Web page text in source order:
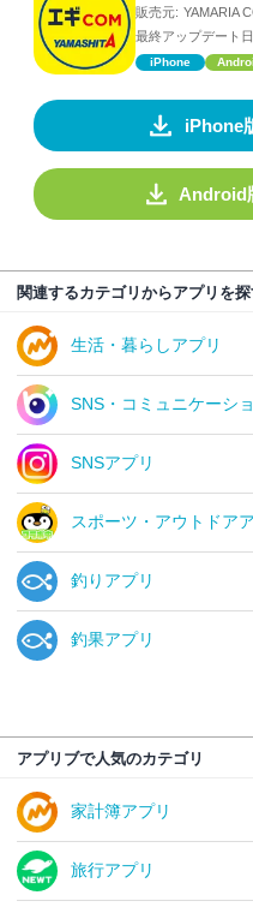
販売元: YAMARIA
最終アップデート
iPhone
iPhone
Android
関連するカテゴリからアプリを
生活・暮らしアプリ
SNS・コミュニケーシ
SNSアプリ
スポーツ・アウトドア
釣りアプリ
釣果アプリ
アプリブで人気のカテゴリ
家計簿アプリ
旅行アプリ